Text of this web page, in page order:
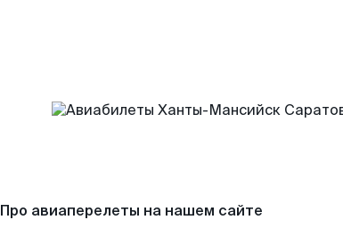
Про авиаперелеты на нашем сайте